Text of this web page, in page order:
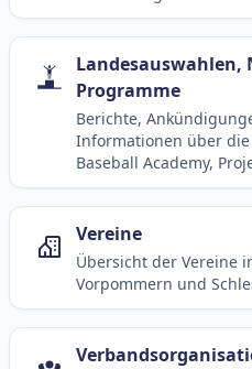
Landesauswahlen,
Programme
Berichte,
Informationen über
Baseball Academy,
Vereine
Übersicht der Vereine
Vorpommern und